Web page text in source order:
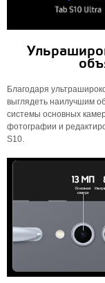
Благодаря
выглядеть наилучшим
системы основных
фотографии и
S10.